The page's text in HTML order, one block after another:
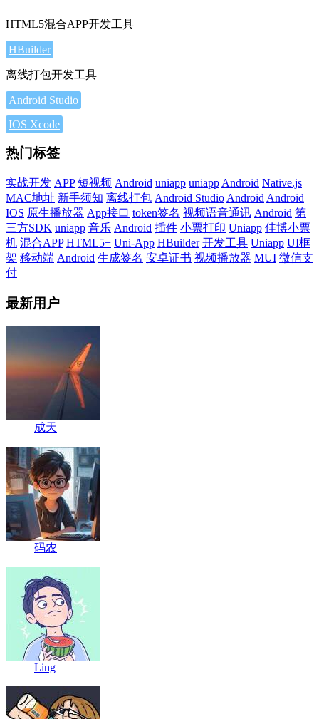
HTML5混合APP开发工具
HBuilder
离线打包开发工具
Android Studio
IOS Xcode
热门标签
实战开发 APP 短视频 Android uniapp uniapp Android Native.js
MAC地址 新手须知 离线打包 Android Studio Android Android
IOS 原生播放器 App接口 token签名 视频语音通讯 Android 第
三方SDK uniapp 音乐 Android 插件 小票打印 Uniapp 佳博小票
机 混合APP HTML5+ Uni-App HBuilder 开发工具 Uniapp UI框
架 移动端 Android 生成签名 安卓证书 视频播放器 MUI 微信支
付
最新用户
成天
码农
Ling